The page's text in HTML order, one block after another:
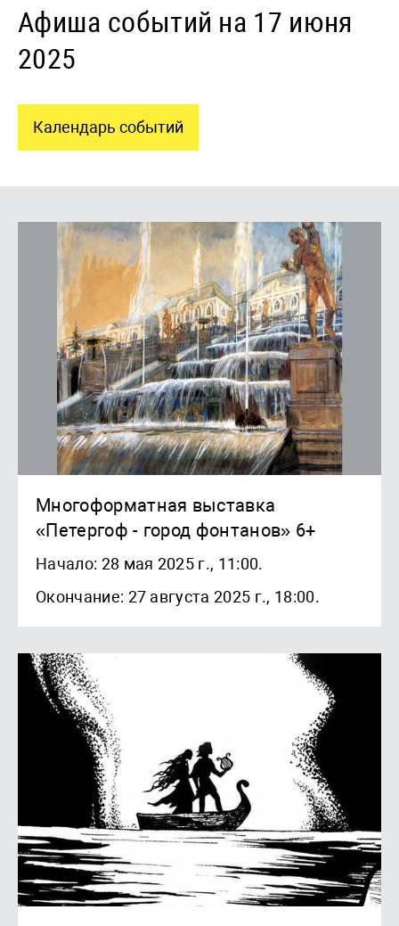
Афиша событий на 17 июня
2025
Календарь событий
Многоформатная выставка
«Петергоф - город фонтанов» 6+
Начало: 28 мая 2025 г., 11:00.
Окончание: 27 августа 2025 г., 18:00.